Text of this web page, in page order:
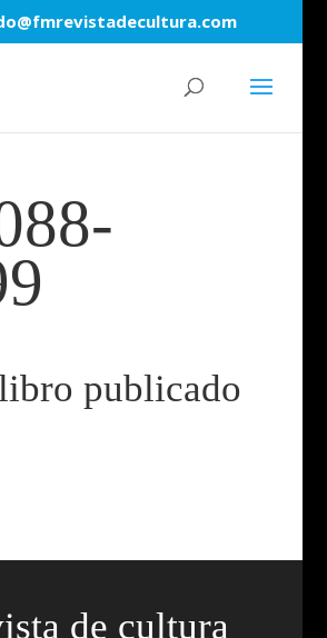
publicado
de cultura